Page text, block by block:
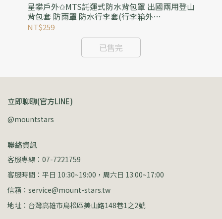
星攀戶外✩MTS託運式防水背包罩 出國兩用登山
背包套 防雨罩 防水行李套(行李箱外
罩)35L~75L加大防水背包防雨罩
NT$259
已售完
立即聊聊(官方LINE)
@mountstars
聯絡資訊
客服專線：07-7221759
客服時間：平日 10:30~19:00，周六日 13:00~17:00
信箱：service@mount-stars.tw
地址：台灣高雄市鳥松區美山路148巷1之2號